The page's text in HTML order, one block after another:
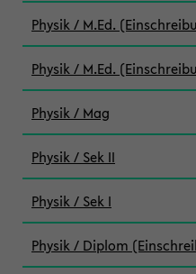
Physik / M.Ed.
Physik / M.Ed.
Physik / Mag
Physik / Sek II
Physik / Sek I
Physik / Diplom